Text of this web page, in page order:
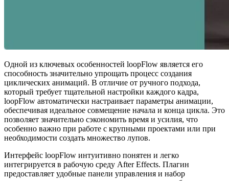
Одной из ключевых особенностей loopFlow является его
способность значительно упрощать процесс создания
циклических анимаций. В отличие от ручного подхода,
который требует тщательной настройки каждого кадра,
loopFlow автоматически настраивает параметры анимации,
обеспечивая идеальное совмещение начала и конца цикла. Это
позволяет значительно сэкономить время и усилия, что
особенно важно при работе с крупными проектами или при
необходимости создать множество лупов.
Интерфейс loopFlow интуитивно понятен и легко
интегрируется в рабочую среду After Effects. Плагин
предоставляет удобные панели управления и набор